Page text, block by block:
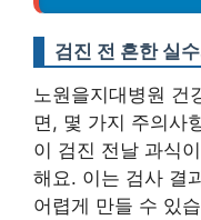
검진 전 흔한 실
노원을지대병원 건
면, 몇 가지 주의사
이 검진 전날 과식
해요. 이는 검사 결
어렵게 만들 수 있